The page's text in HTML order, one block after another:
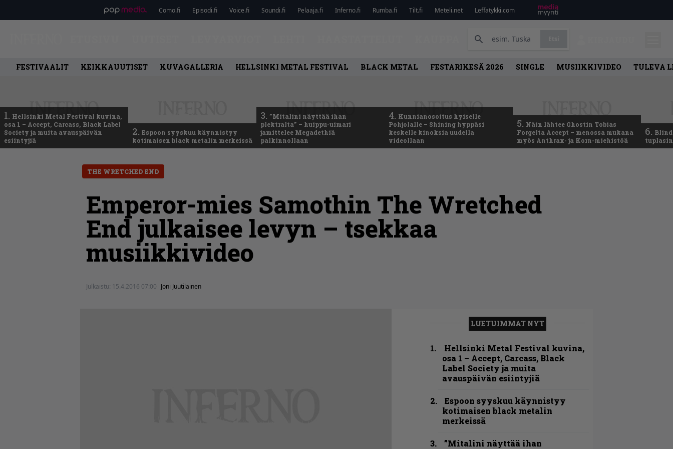
Como.fi Episodi.fi Voice.fi Soundi.fi Pelaaja.fi Inferno.fi Rumba.fi Tilt.fi Meteli.net Leffatykki.com
FESTIVAALIT KEIKKAUUTISET KUVAGALLERIA HELLSINKI METAL FESTIVAL BLACK METAL FESTARIKESÄ 2026 SINGLE MUSIIKKIVIDEO TULEVA
1. Hellsinki Metal Festival kuvina,
osa 1 – Accept, Carcass, Black Label
Society ja muita avauspäivän
esiintyjiä
2. Espoon syyskuu käynnistyy
kotimaisen black metalin merkeissä
3. ”Mitalini näyttää ihan
plektralta” – huippu-uimari
jamittelee Megadethiä
palkinnollaan
4. Kunnianosoitus hyiselle
Pohjolalle – Shining hyppäsi
keskelle kinoksia uudella
videollaan
5. Näin lähtee Ghostin Tobias
Forgelta Accept – menossa mukana
myös Anthrax- ja Korn-miehistöä
6.
THE WRETCHED END
Emperor-mies Samothin The Wretched
End julkaisee levyn – tsekkaa
musiikkivideo
Julkaistu: 15.4.2016 07:00 Joni Juutilainen
LUETUIMMAT NYT
Hellsinki Metal Festival kuvina,
osa 1 – Accept, Carcass, Black
Label Society ja muita
avauspäivän esiintyjiä
Espoon syyskuu käynnistyy
kotimaisen black metalin
merkeissä
”Mitalini näyttää ihan